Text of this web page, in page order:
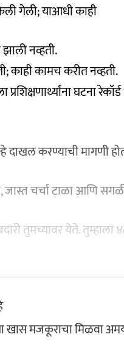
गेली; याआधी काही
नव्हती.
काही कामच करीत नव्हती.
घटना रेकॉर्ड
दाखल करण्याची मागणी
जास्त चर्चा टाळा आणि
तुमच्यावर येते. तुम्हाला
मजकूराचा मिळवा